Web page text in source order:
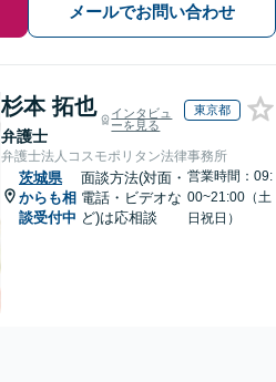
メールでお問い合わせ
杉本 拓也
弁護士
インタビュ
ーを見る
東京都
弁護士法人コスモポリタン法律事務所
茨城県
からも相
談受付中
面談方法(対面・
電話・ビデオな
ど)は応相談
営業時間：09:
00~21:00（土
日祝日）